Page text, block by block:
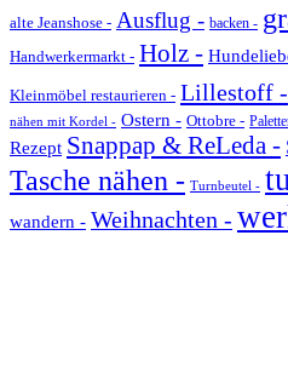
alte Jeanshose - Ausflug - backen -
Handwerkermarkt - Holz -
Kleinmöbel restaurieren - Lillestoff -
nähen mit Kordel - Ostern - Ottobre -
Rezept Snappap & ReLeda -
Tasche nähen - Turnbeutel -
wandern - Weihnachten -